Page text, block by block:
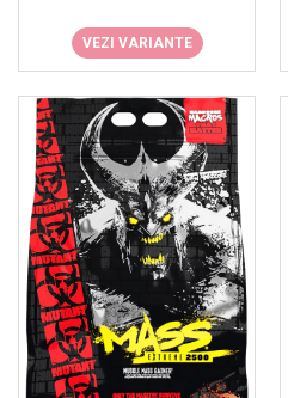
Muscle Pharm
Muscletech
Mutant
Naughty Boy
Neocell
Nordic Naturals
NOW Foods
Nutrend
Nutrex
Olimp Sport Nutrition
Optimum Nutrition
Osavi
VEZI VARIANTE